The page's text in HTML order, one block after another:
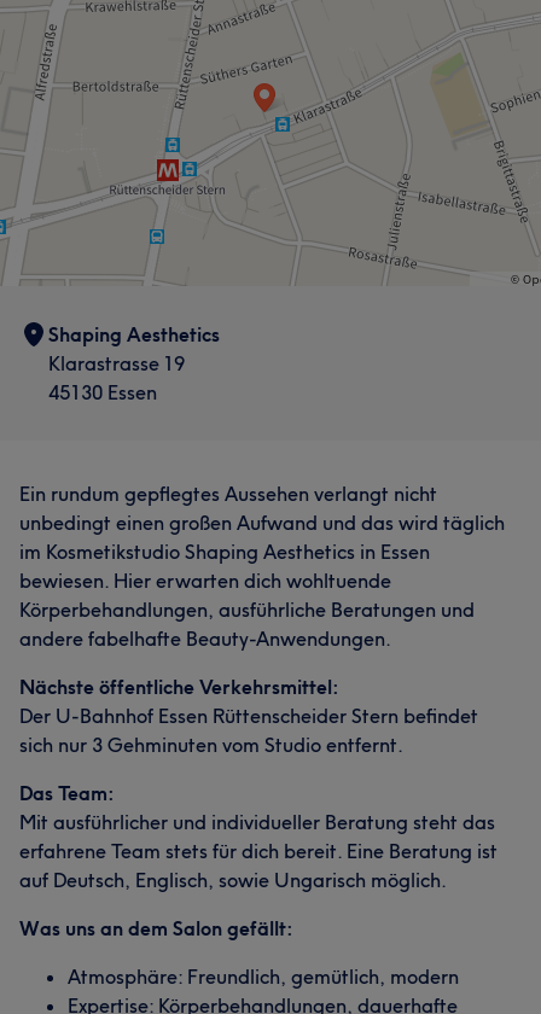
Shaping Aesthetics
Klarastrasse 19
45130 Essen
Ein rundum gepflegtes Aussehen verlangt nicht
unbedingt einen großen Aufwand und das wird täglich
im Kosmetikstudio Shaping Aesthetics in Essen
bewiesen. Hier erwarten dich wohltuende
Körperbehandlungen, ausführliche Beratungen und
andere fabelhafte Beauty-Anwendungen.
Nächste öffentliche Verkehrsmittel:
Der U-Bahnhof Essen Rüttenscheider Stern befindet
sich nur 3 Gehminuten vom Studio entfernt.
Das Team:
Mit ausführlicher und individueller Beratung steht das
erfahrene Team stets für dich bereit. Eine Beratung ist
auf Deutsch, Englisch, sowie Ungarisch möglich.
Was uns an dem Salon gefällt:
Atmosphäre: Freundlich, gemütlich, modern
Expertise: Körperbehandlungen, dauerhafte